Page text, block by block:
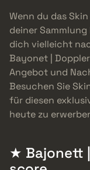
Wenn du das
deiner
dich vielleicht
Bayonet |
Angebot und
Besuchen Sie
für diesen
heute zu
★ Bajonett